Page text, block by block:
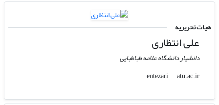
هیات تحریریه
علی انتظاری
دانشیار دانشگاه علامه طباطبایی
entezari
atu.ac.ir